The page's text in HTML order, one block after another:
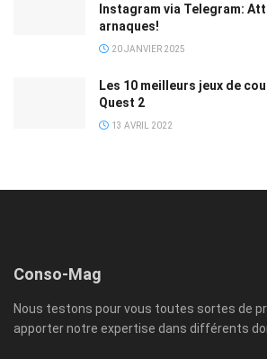
Instagram via Telegram:
arnaques!
20 JANVIER 2025
Les 10 meilleurs jeux de
Quest 2
13 AVRIL 2022
Conso-Mag
Nous testons pour vous toutes sortes de
apporter notre expertise dans différents